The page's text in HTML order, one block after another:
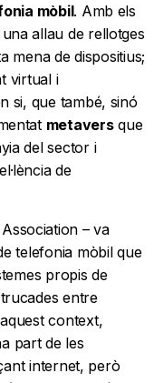
mòbil. Amb els
allau de rellotges
mena de dispositius;
virtual i
si, que també, sinó
metaversque
del sector i
de
– va
telefonia mòbil que
propis de
entre
context,
part de les
internet, però